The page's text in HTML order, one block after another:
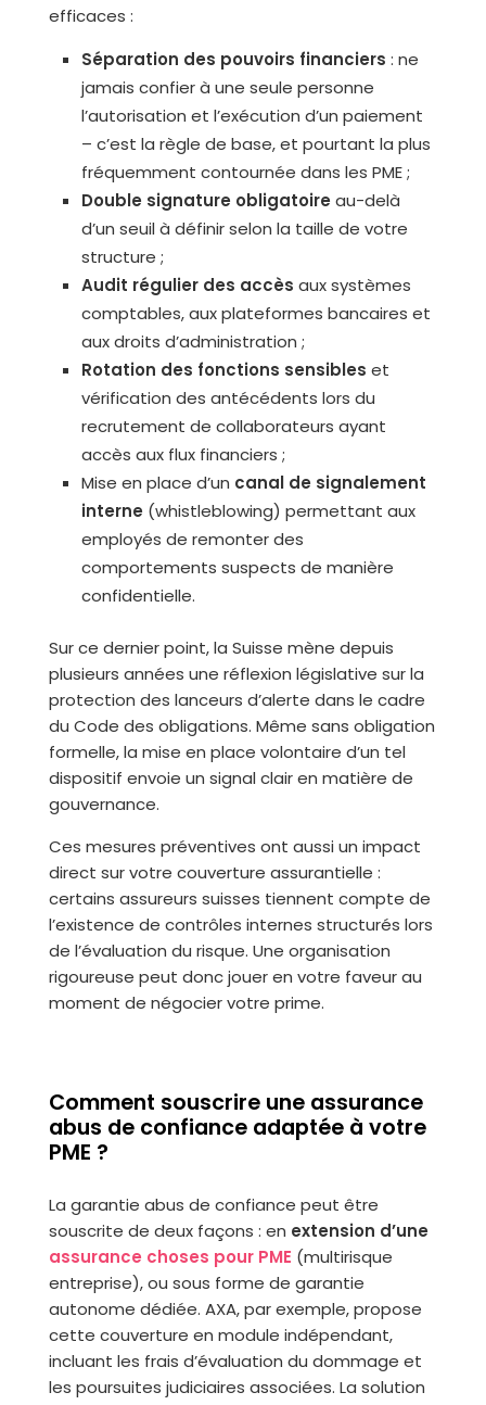
efficaces :
Séparation des pouvoirs financiers : ne
jamais confier à une seule personne
l’autorisation et l’exécution d’un paiement
– c’est la règle de base, et pourtant la plus
fréquemment contournée dans les PME ;
Double signature obligatoire au-delà
d’un seuil à définir selon la taille de votre
structure ;
Audit régulier des accès aux systèmes
comptables, aux plateformes bancaires et
aux droits d’administration ;
Rotation des fonctions sensibles et
vérification des antécédents lors du
recrutement de collaborateurs ayant
accès aux flux financiers ;
Mise en place d’un canal de signalement
interne (whistleblowing) permettant aux
employés de remonter des
comportements suspects de manière
confidentielle.
Sur ce dernier point, la Suisse mène depuis
plusieurs années une réflexion législative sur la
protection des lanceurs d’alerte dans le cadre
du Code des obligations. Même sans obligation
formelle, la mise en place volontaire d’un tel
dispositif envoie un signal clair en matière de
gouvernance.
Ces mesures préventives ont aussi un impact
direct sur votre couverture assurantielle :
certains assureurs suisses tiennent compte de
l’existence de contrôles internes structurés lors
de l’évaluation du risque. Une organisation
rigoureuse peut donc jouer en votre faveur au
moment de négocier votre prime.
Comment souscrire une assurance
abus de confiance adaptée à votre
PME ?
La garantie abus de confiance peut être
souscrite de deux façons : en extension d’une
assurance choses pour PME (multirisque
entreprise), ou sous forme de garantie
autonome dédiée. AXA, par exemple, propose
cette couverture en module indépendant,
incluant les frais d’évaluation du dommage et
les poursuites judiciaires associées. La solution